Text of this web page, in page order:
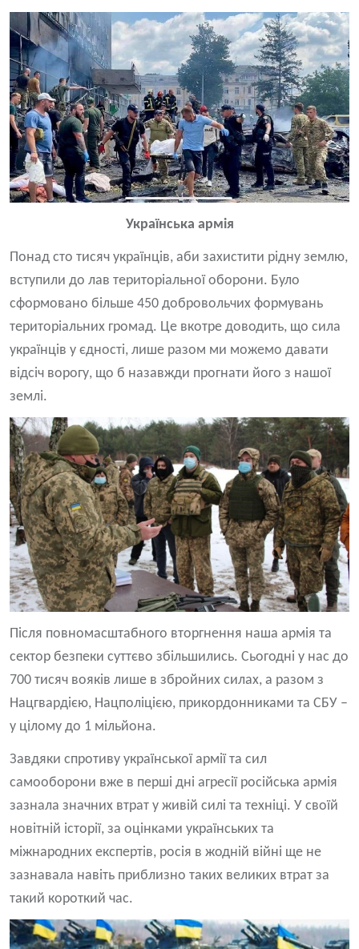
Українська армія
Понад сто тисяч українців, аби захистити рідну землю,
вступили до лав територіальної оборони. Було
сформовано більше 450 добровольчих формувань
територіальних громад. Це вкотре доводить, що сила
українців у єдності, лише разом ми можемо давати
відсіч ворогу, що б назавжди прогнати його з нашої
землі.
Після повномасштабного вторгнення наша армія та
сектор безпеки суттєво збільшились. Сьогодні у нас до
700 тисяч вояків лише в збройних силах, а разом з
Нацгвардією, Нацполіцією, прикордонниками та СБУ –
у цілому до 1 мільйона.
Завдяки спротиву української армії та сил
самооборони вже в перші дні агресії російська армія
зазнала значних втрат у живій силі та техніці. У своїй
новітній історії, за оцінками українських та
міжнародних експертів, росія в жодній війні ще не
зазнавала навіть приблизно таких великих втрат за
такий короткий час.